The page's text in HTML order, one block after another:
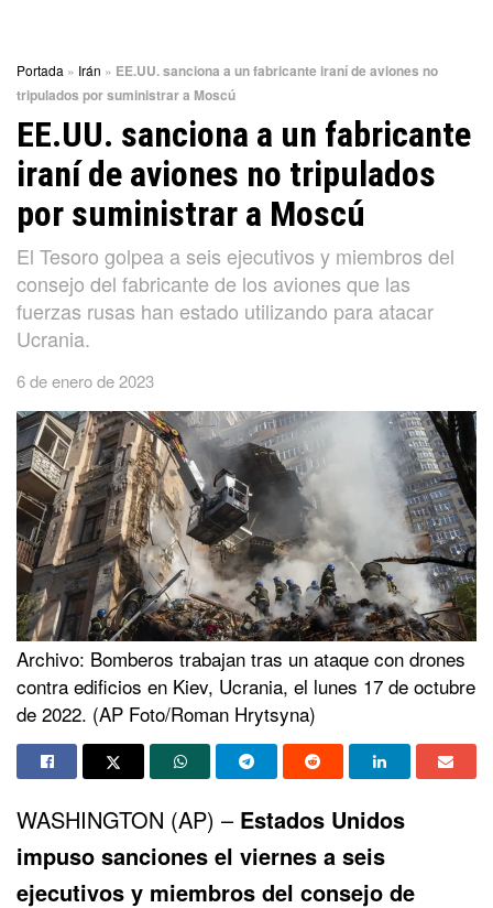
Portada » Irán » EE.UU. sanciona a un fabricante iraní de aviones no
tripulados por suministrar a Moscú
EE.UU. sanciona a un fabricante
iraní de aviones no tripulados
por suministrar a Moscú
El Tesoro golpea a seis ejecutivos y miembros del
consejo del fabricante de los aviones que las
fuerzas rusas han estado utilizando para atacar
Ucrania.
6 de enero de 2023
Archivo: Bomberos trabajan tras un ataque con drones
contra edificios en Kiev, Ucrania, el lunes 17 de octubre
de 2022. (AP Foto/Roman Hrytsyna)
WASHINGTON (AP) – Estados Unidos
impuso sanciones el viernes a seis
ejecutivos y miembros del consejo de